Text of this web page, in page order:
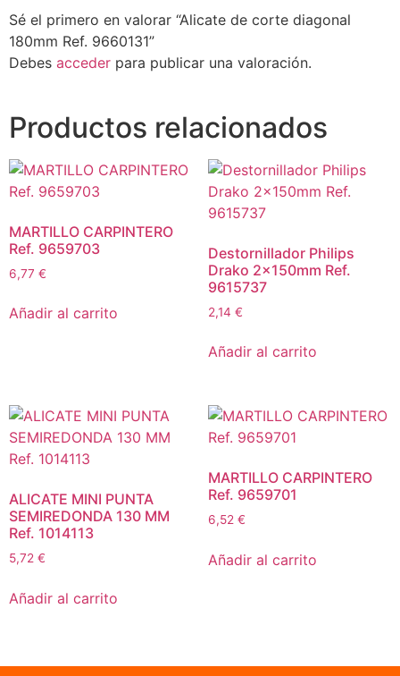
Sé el primero en valorar “Alicate de corte diagonal
180mm Ref. 9660131”
Debes acceder para publicar una valoración.
Productos relacionados
MARTILLO CARPINTERO
Ref. 9659703
6,77 €
Añadir al carrito
Destornillador Philips
Drako 2x150mm Ref.
9615737
2,14 €
Añadir al carrito
ALICATE MINI PUNTA
SEMIREDONDA 130 MM
Ref. 1014113
5,72 €
Añadir al carrito
MARTILLO CARPINTERO
Ref. 9659701
6,52 €
Añadir al carrito